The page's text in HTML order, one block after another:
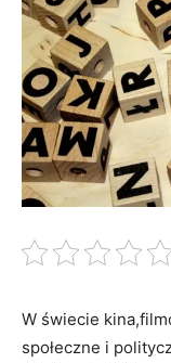
W‌ świecie‍
społeczne i